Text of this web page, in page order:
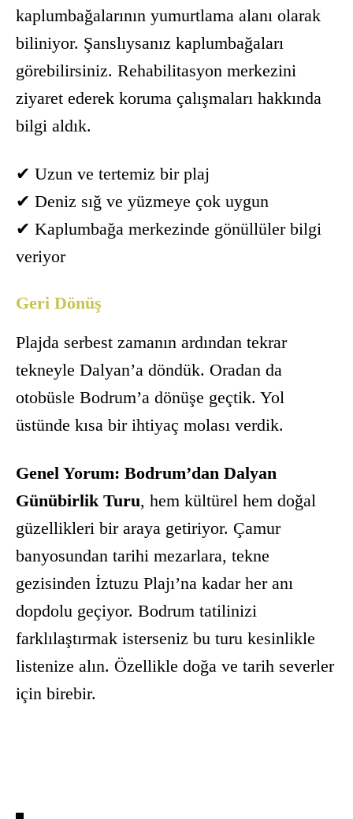
kaplumbağalarının yumurtlama alanı olarak
biliniyor. Şanslıysanız kaplumbağaları
görebilirsiniz. Rehabilitasyon merkezini
ziyaret ederek koruma çalışmaları hakkında
bilgi aldık.
✔ Uzun ve tertemiz bir plaj
✔ Deniz sığ ve yüzmeye çok uygun
✔ Kaplumbağa merkezinde gönüllüler bilgi
veriyor
Geri Dönüş
Plajda serbest zamanın ardından tekrar
tekneyle Dalyan’a döndük. Oradan da
otobüsle Bodrum’a dönüşe geçtik. Yol
üstünde kısa bir ihtiyaç molası verdik.
Genel Yorum: Bodrum’dan Dalyan
Günübirlik Turu, hem kültürel hem doğal
güzellikleri bir araya getiriyor. Çamur
banyosundan tarihi mezarlara, tekne
gezisinden İztuzu Plajı’na kadar her anı
dopdolu geçiyor. Bodrum tatilinizi
farklılaştırmak isterseniz bu turu kesinlikle
listenize alın. Özellikle doğa ve tarih severler
için birebir.